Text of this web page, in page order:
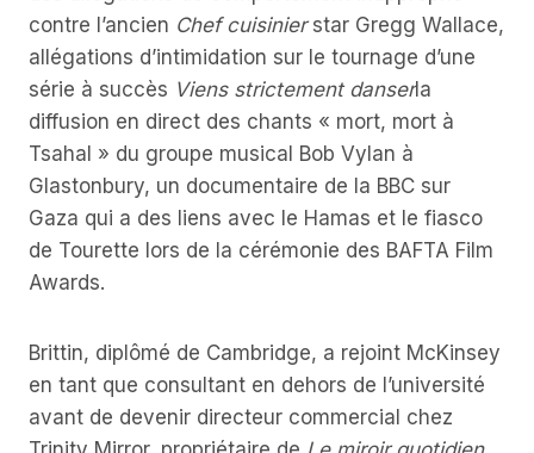
contre l’ancien Chef cuisinierstar Gregg Wallace,
allégations d’intimidation sur le tournage d’une
série à succès Viens strictement danserla
diffusion en direct des chants « mort, mort à
Tsahal » du groupe musical Bob Vylan à
Glastonbury, un documentaire de la BBC sur
Gaza qui a des liens avec le Hamas et le fiasco
de Tourette lors de la cérémonie des BAFTA Film
Awards.
Brittin, diplômé de Cambridge, a rejoint McKinsey
en tant que consultant en dehors de l’université
avant de devenir directeur commercial chez